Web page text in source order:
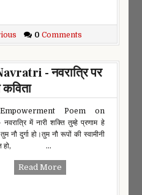
0 Comments
- नवरात्रि पर
कविता
Poem on
में नारी शक्ति तुम्हे प्रणाम हे
दुर्गा हो।तुम नौ रूपों की स्वामीनी
हो, ...
Read More